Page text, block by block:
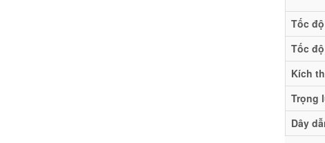
Tốc
Tốc
Kích
Trọng
Dây